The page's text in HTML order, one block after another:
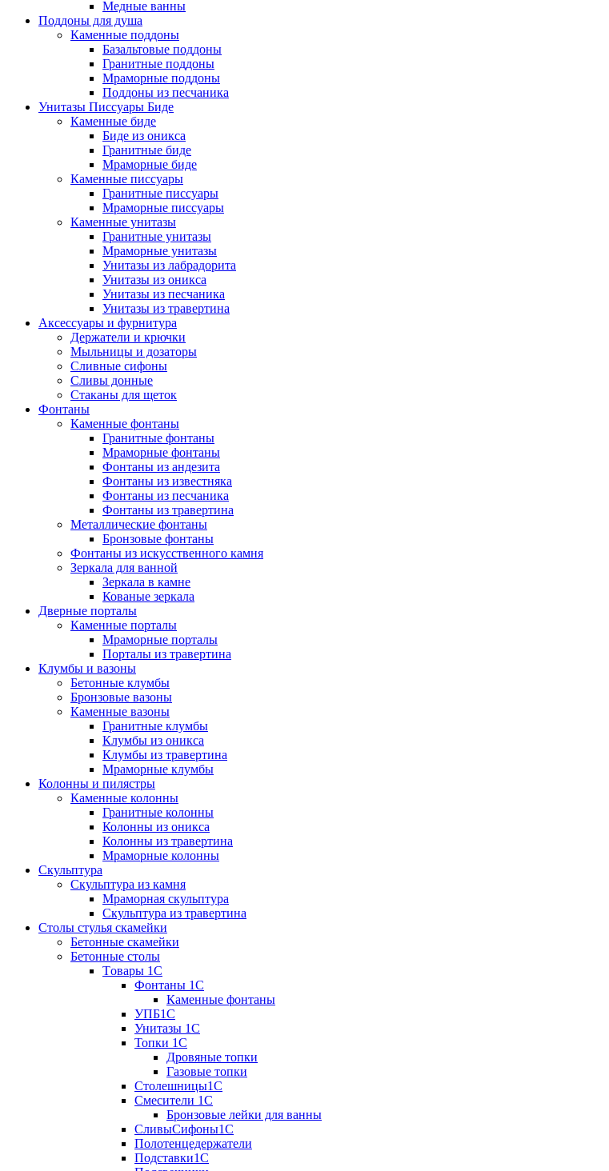
Медные ванны
Поддоны для душа
Каменные поддоны
Базальтовые поддоны
Гранитные поддоны
Мраморные поддоны
Поддоны из песчаника
Унитазы Писсуары Биде
Каменные биде
Биде из оникса
Гранитные биде
Мраморные биде
Каменные писсуары
Гранитные писсуары
Мраморные писсуары
Каменные унитазы
Гранитные унитазы
Мраморные унитазы
Унитазы из лабрадорита
Унитазы из оникса
Унитазы из песчаника
Унитазы из травертина
Аксессуары и фурнитура
Держатели и крючки
Мыльницы и дозаторы
Сливные сифоны
Сливы донные
Стаканы для щеток
Фонтаны
Каменные фонтаны
Гранитные фонтаны
Мраморные фонтаны
Фонтаны из андезита
Фонтаны из известняка
Фонтаны из песчаника
Фонтаны из травертина
Металлические фонтаны
Бронзовые фонтаны
Фонтаны из искусственного камня
Зеркала для ванной
Зеркала в камне
Кованые зеркала
Дверные порталы
Каменные порталы
Мраморные порталы
Порталы из травертина
Клумбы и вазоны
Бетонные клумбы
Бронзовые вазоны
Каменные вазоны
Гранитные клумбы
Клумбы из оникса
Клумбы из травертина
Мраморные клумбы
Колонны и пилястры
Каменные колонны
Гранитные колонны
Колонны из оникса
Колонны из травертина
Мраморные колонны
Скульптура
Скульптура из камня
Мраморная скульптура
Скульптура из травертина
Столы стулья скамейки
Бетонные скамейки
Бетонные столы
Tовары 1C
Фонтаны 1C
Каменные фонтаны
УПБ1С
Унитазы 1С
Топки 1С
Дровяные топки
Газовые топки
Столешницы1С
Смесители 1С
Бронзовые лейки для ванны
СливыСифоны1С
Полотенцедержатели
Подставки1С